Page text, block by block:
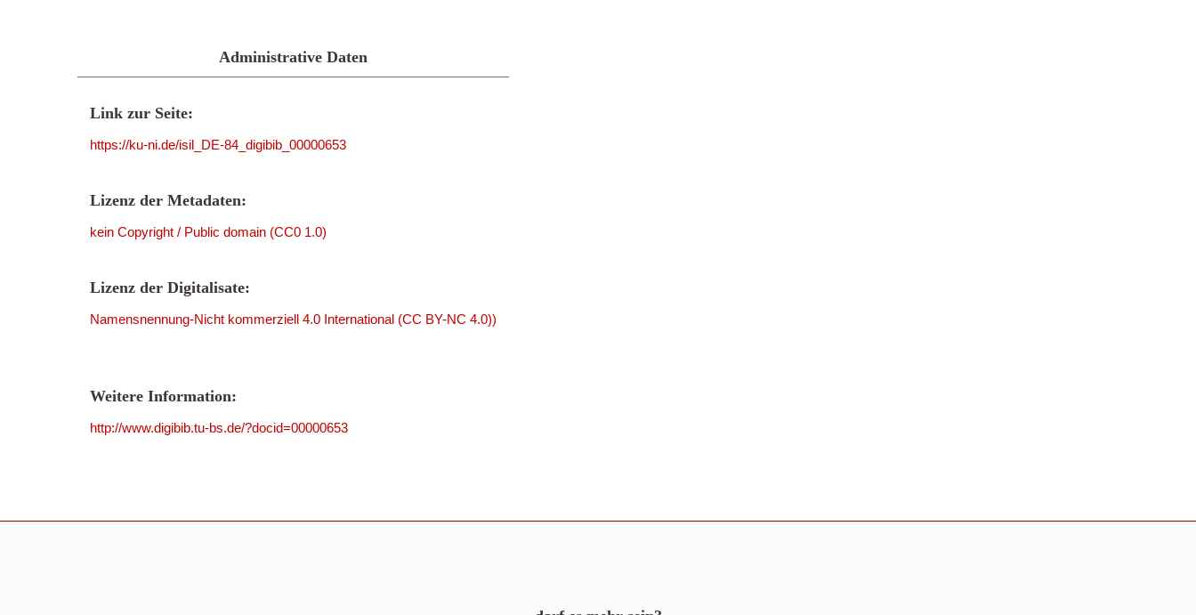
Administrative Daten
Link zur Seite:
https://ku-ni.de/isil_DE-84_digibib_00000653
Lizenz der Metadaten:
kein Copyright / Public domain (CC0 1.0)
Lizenz der Digitalisate:
Namensnennung-Nicht kommerziell 4.0 International (CC BY-NC 4.0))
Weitere Information:
http://www.digibib.tu-bs.de/?docid=00000653